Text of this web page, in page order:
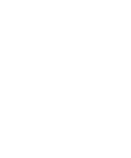
materia de
a Real Academia
o seu correo
de carácter
tratamento
aos seus
poderán exercer o
e cancelación dos
de